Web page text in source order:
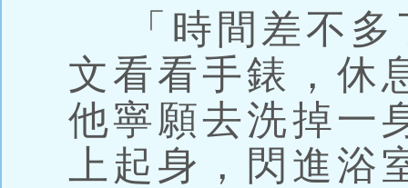
「時間差不多
文看看手錶，休
他寧願去洗掉一
上起身，閃進浴